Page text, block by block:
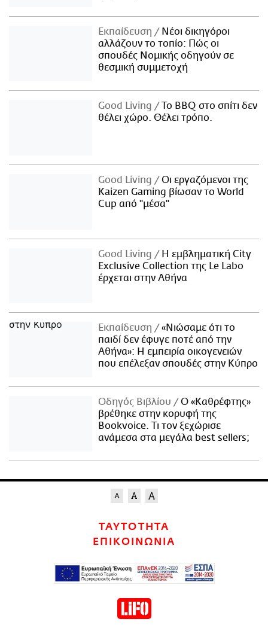
Εκπαίδευση
Νέοι δικηγόροι
αλλάζουν το τοπίο: Πώς οι
σπουδές Νομικής οδηγούν σε
θεσμική συμμετοχή
Good Living
Το BBQ στο σπίτι δεν
θέλει χώρο. Θέλει τρόπο.
Good Living
Οι εργαζόμενοι της
Kaizen Gaming βίωσαν το World
Cup από "μέσα"
Good Living
Η εμβληματική City
Exclusive Collection της Le Labo
έρχεται στην Αθήνα
Εκπαίδευση
«Νιώσαμε ότι το
παιδί δεν έφυγε ποτέ από την
Αθήνα»: Η εμπειρία οικογενειών
που επέλεξαν σπουδές στην Κύπρο
Οδηγός Βιβλίου
Ο «Καθρέφτης»
βρέθηκε στην κορυφή της
Bookvoice. Τι τον ξεχώρισε
ανάμεσα στα μεγάλα best sellers;
ΤΑΥΤΟΤΗΤΑ
ΕΠΙΚΟΙΝΩΝΙΑ